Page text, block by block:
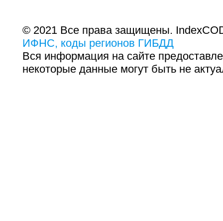
© 2021 Все права защищены.
ИФНС, коды регионов ГИБДД
Вся информация на сайте
некоторые данные могут быть не